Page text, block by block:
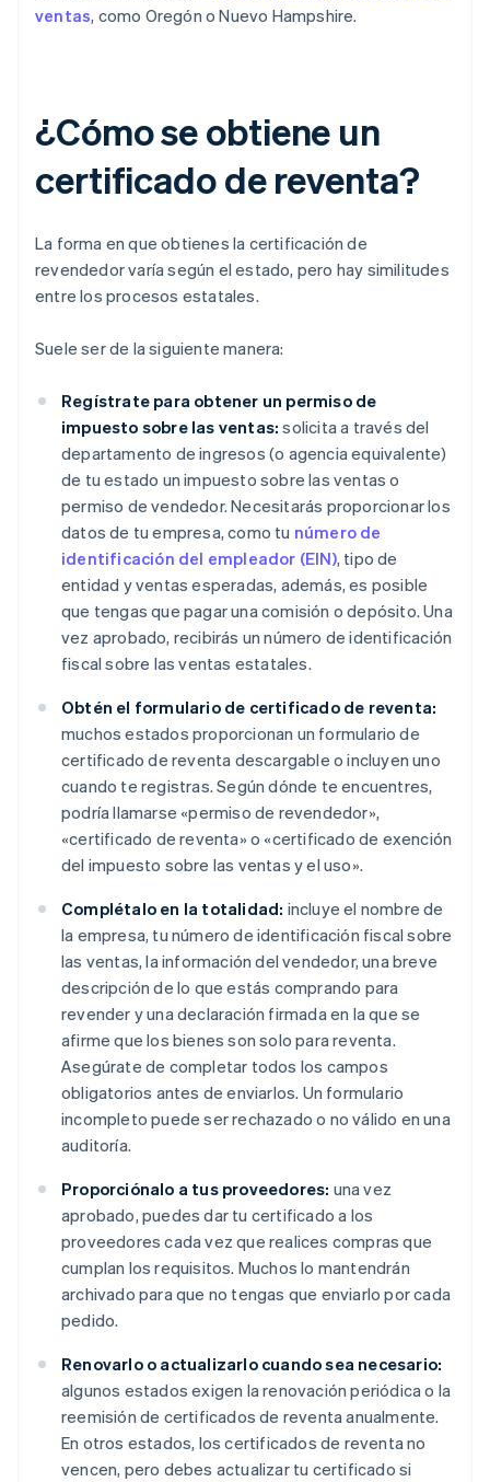
ventas, como Oregón o Nuevo Hampshire.
¿Cómo se obtiene un
certificado de reventa?
La forma en que obtienes la certificación de
revendedor varía según el estado, pero hay similitudes
entre los procesos estatales.
Suele ser de la siguiente manera:
Regístrate para obtener un permiso de
impuesto sobre las ventas: solicita a través del
departamento de ingresos (o agencia equivalente)
de tu estado un impuesto sobre las ventas o
permiso de vendedor. Necesitarás proporcionar los
datos de tu empresa, como tu número de
identificación del empleador (EIN), tipo de
entidad y ventas esperadas, además, es posible
que tengas que pagar una comisión o depósito. Una
vez aprobado, recibirás un número de identificación
fiscal sobre las ventas estatales.
Obtén el formulario de certificado de reventa:
muchos estados proporcionan un formulario de
certificado de reventa descargable o incluyen uno
cuando te registras. Según dónde te encuentres,
podría llamarse «permiso de revendedor»,
«certificado de reventa» o «certificado de exención
del impuesto sobre las ventas y el uso».
Complétalo en la totalidad: incluye el nombre de
la empresa, tu número de identificación fiscal sobre
las ventas, la información del vendedor, una breve
descripción de lo que estás comprando para
revender y una declaración firmada en la que se
afirme que los bienes son solo para reventa.
Asegúrate de completar todos los campos
obligatorios antes de enviarlos. Un formulario
incompleto puede ser rechazado o no válido en una
auditoría.
Proporciónalo a tus proveedores: una vez
aprobado, puedes dar tu certificado a los
proveedores cada vez que realices compras que
cumplan los requisitos. Muchos lo mantendrán
archivado para que no tengas que enviarlo por cada
pedido.
Renovarlo o actualizarlo cuando sea necesario:
algunos estados exigen la renovación periódica o la
reemisión de certificados de reventa anualmente.
En otros estados, los certificados de reventa no
vencen, pero debes actualizar tu certificado si